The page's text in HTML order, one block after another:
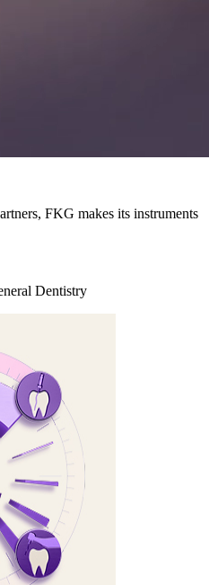
FKG makes its instruments
Dentistry